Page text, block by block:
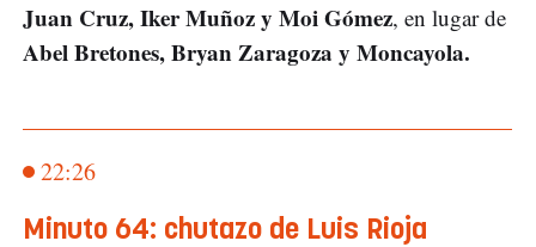
Juan Cruz, Iker Muñoz y Moi Gómez, en lugar de
Abel Bretones, Bryan Zaragoza y Moncayola.
22:26
Minuto 64: chutazo de Luis Rioja